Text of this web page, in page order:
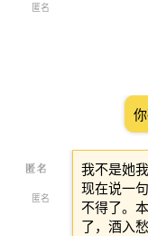
匿名
匿名
我不是她
现在说一
不得了。
了，酒入